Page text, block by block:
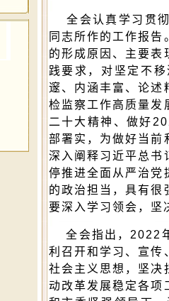
全会认真学习贯彻
同志所作的工作报
的形成原因、主要
践要求，对坚定不
邃、内涵丰富、论述
检监察工作高质量发
二十大精神、做好
部署实，为做好当前
深入阐释习近平总书
停推进全面从严治党
的政治担当，具有
要深入学习领会，坚
全会指出，2022年
利召开和学习、宣传
社会主义思想，坚决
动改革发展稳定各项